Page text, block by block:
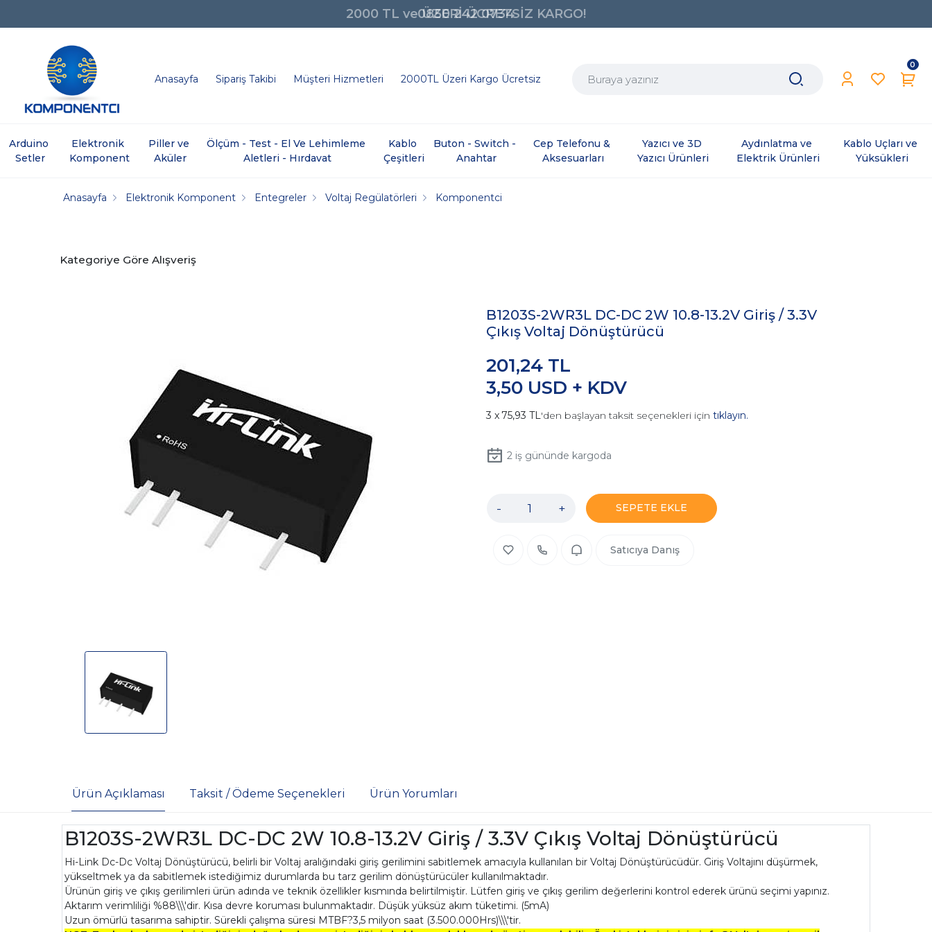
0850 242 0734
Anasayfa Sipariş Takibi Müşteri Hizmetleri 2000TL Üzeri Kargo Ücretsiz
0
Arduino
Setler
Elektronik
Komponent
Piller ve
Aküler
Ölçüm - Test - El Ve Lehimleme
Aletleri - Hırdavat
Kablo
Çeşitleri
Buton - Switch -
Anahtar
Cep Telefonu &
Aksesuarları
Yazıcı ve 3D
Yazıcı Ürünleri
Aydınlatma ve
Elektrik Ürünleri
Kablo Uçları ve
Yüksükleri
Anasayfa Elektronik Komponent Entegreler Voltaj Regülatörleri Komponentci
Kategoriye Göre Alışveriş
B1203S-2WR3L DC-DC 2W 10.8-13.2V Giriş / 3.3V
Çıkış Voltaj Dönüştürücü
3,50 USD + KDV
201,24 TL
75,93 TL'den başlayan taksit seçenekleri için tıklayın.
2iş gününde kargoda
- + SEPETE EKLE
Satıcıya Danış
Ürün Açıklaması Taksit / Ödeme Seçenekleri Ürün Yorumları
B1203S-2WR3L DC-DC 2W 10.8-13.2V Giriş / 3.3V Çıkış Voltaj Dönüştürücü
Hi-Link Dc-Dc Voltaj Dönüştürücü, belirli bir Voltaj aralığındaki giriş gerilimini sabitlemek amacıyla kullanılan bir Voltaj Dönüştürücüdür. Giriş Voltajını düşürmek,
yükseltmek ya da sabitlemek istediğimiz durumlarda bu tarz gerilim dönüştürücüler kullanılmaktadır.
Ürünün giriş ve çıkış gerilimleri ürün adında ve teknik özellikler kısmında belirtilmiştir. Lütfen giriş ve çıkış gerilim değerlerini kontrol ederek ürünü seçimi yapınız.
Aktarım verimliliği %88\\\'dir. Kısa devre koruması bulunmaktadır. Düşük yüksüz akım tüketimi. (5mA)
Uzun ömürlü tasarıma sahiptir. Sürekli çalışma süresi MTBF?3,5 milyon saat (3.500.000Hrs)\\\'tir.